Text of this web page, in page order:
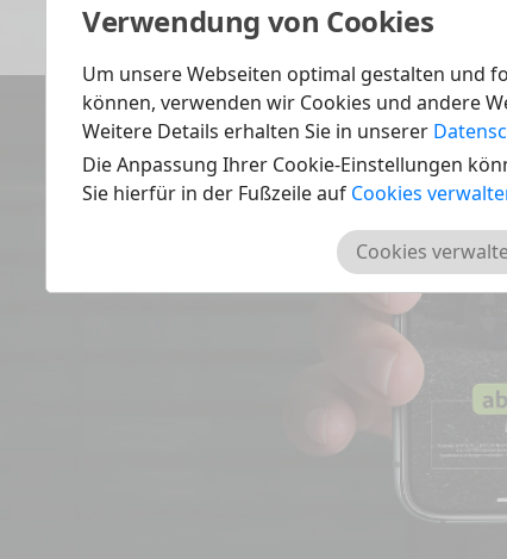
Verwendung von Cookies
Um unsere Webseiten optimal gestalten und
können, verwenden wir Cookies und andere
Weitere Details erhalten Sie in unserer
Die Anpassung Ihrer Cookie-Einstellungen
Sie hierfür in der Fußzeile auf Cookies
Cookies